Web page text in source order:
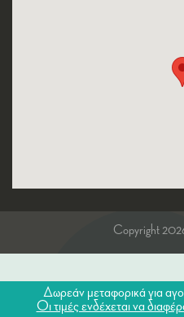
Copyright
Δωρεάν μεταφορικά για
Οι τιμές ενδέχεται να